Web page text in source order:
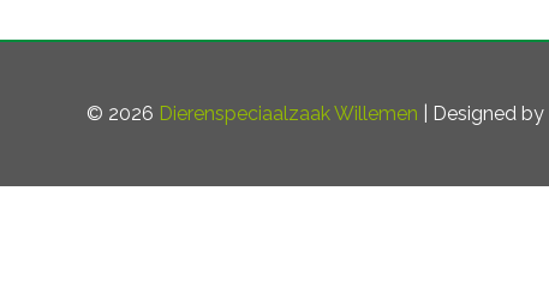
© 2026 Dierenspeciaalzaak Willemen | Designed by